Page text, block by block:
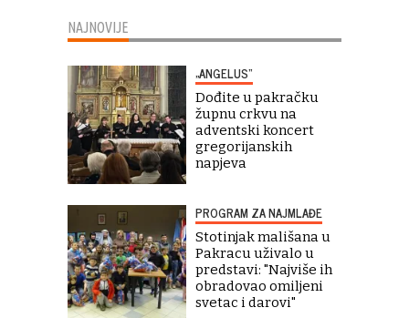
NAJNOVIJE
„ANGELUS“
Dođite u pakračku
župnu crkvu na
adventski koncert
gregorijanskih
napjeva
PROGRAM ZA NAJMLAĐE
Stotinjak mališana u
Pakracu uživalo u
predstavi: "Najviše ih
obradovao omiljeni
svetac i darovi"